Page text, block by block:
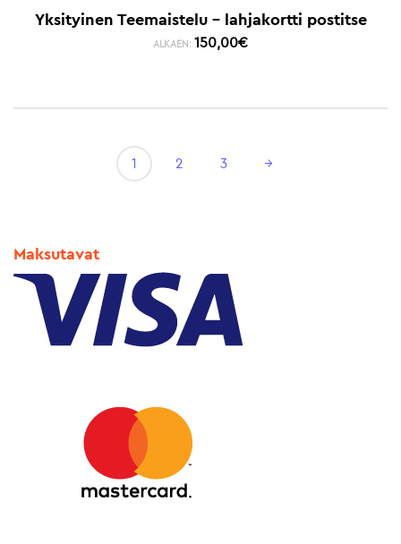
Yksityinen Teemaistelu – lahjakortti postitse
ALKAEN: 150,00€
1 2 3 →
Maksutavat